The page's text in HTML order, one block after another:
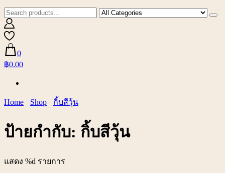
0
฿0.00
Home Shop กิ้บสีวุ้น
ป้ายกำกับ: กิ้บสีวุ้น
แสดง %d รายการ